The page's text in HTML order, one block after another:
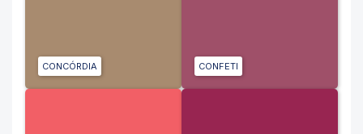
CONCÓRDIA CONFETI